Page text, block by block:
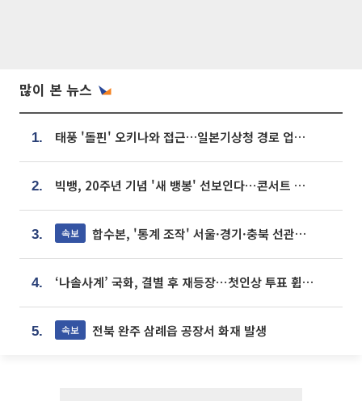
많이 본 뉴스
1. 태풍 '돌핀' 오키나와 접근…일본기상청 경로 업데이트
2. 빅뱅, 20주년 기념 '새 뱅봉' 선보인다⋯콘서트 앞두고 팝업 개최
3. 속보 합수본, '통계 조작' 서울·경기·충북 선관위 등 추가 압수수색
4. ‘나솔사계’ 국화, 결별 후 재등장⋯첫인상 투표 휩쓸고 ‘인기녀’ 등극
5. 속보 전북 완주 삼례읍 공장서 화재 발생